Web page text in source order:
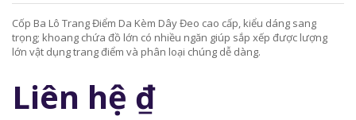
Cốp Ba Lô Trang Điểm Da Kèm Dây Đeo cao cấp, kiểu dáng sang
trọng; khoang chứa đồ lớn có nhiều ngăn giúp sắp xếp được lượng
lớn vật dụng trang điểm và phân loại chúng dễ dàng.
Liên hệ ₫